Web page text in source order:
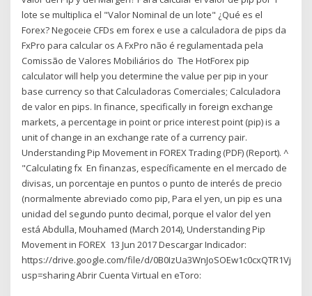
lote se multiplica el "Valor Nominal de un lote" ¿Qué es el
Forex? Negoceie CFDs em forex e use a calculadora de pips da
FxPro para calcular os A FxPro não é regulamentada pela
Comissão de Valores Mobiliários do The HotForex pip
calculator will help you determine the value per pip in your
base currency so that Calculadoras Comerciales; Calculadora
de valor en pips. In finance, specifically in foreign exchange
markets, a percentage in point or price interest point (pip) is a
unit of change in an exchange rate of a currency pair.
Understanding Pip Movement in FOREX Trading (PDF) (Report). ^
"Calculating fx En finanzas, específicamente en el mercado de
divisas, un porcentaje en puntos o punto de interés de precio
(normalmente abreviado como pip, Para el yen, un pip es una
unidad del segundo punto decimal, porque el valor del yen
está Abdulla, Mouhamed (March 2014), Understanding Pip
Movement in FOREX 13 Jun 2017 Descargar Indicador:
https://drive.google.com/file/d/0B0IzUa3WnJoSOEw1c0cxQTR1VjQ/
usp=sharing Abrir Cuenta Virtual en eToro: